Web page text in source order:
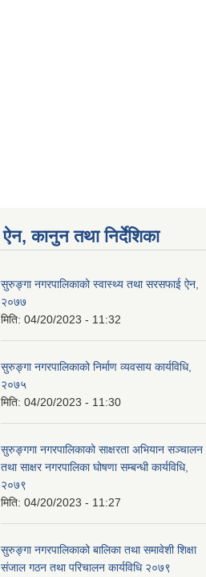
ऐन, कानुन तथा निर्देशिका
सुरुङ्गा नगरपालिकाको स्वास्थ्य तथा सरसफाई ऐन,
२०७७
मिति: 04/20/2023 - 11:32
सुरुङ्गा नगरपालिकाको निर्माण व्यवसाय कार्यविधि,
२०७५
मिति: 04/20/2023 - 11:30
सुरुङ्गगा नगरपालिकाको साक्षरता अभियान सञ्चालन
तथा साक्षर नगरपालिका घोषणा सम्बन्धी कार्यविधि,
२०७९
मिति: 04/20/2023 - 11:27
सुरुङ्गा नगरपालिकाको बालिका तथा समावेशी शिक्षा
संजाल गठन तथा परिचालन कार्यविधि २०७९